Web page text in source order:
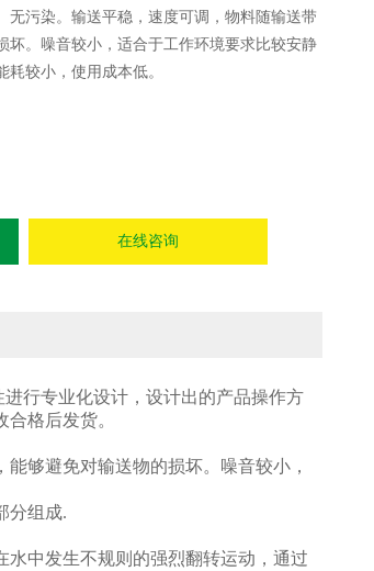
无污染。输送平稳，速度可调，物料随输送带
坏。噪音较小，适合于工作环境要求比较安静
较小，使用成本低。
在线咨询
行专业化设计，设计出的产品操作方
格后发货。
够避免对输送物的损坏。噪音较小，
分组成.
中发生不规则的强烈翻转运动，通过